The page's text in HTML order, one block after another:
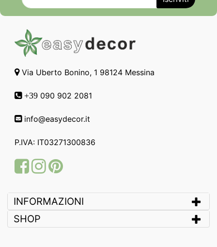
Via Uberto Bonino, 1 98124 Messina
+39 090 902 2081
info@easydecor.it
P.IVA: IT03271300836
FacebookInstagram
Pinterest
INFORMAZIONI
SHOP